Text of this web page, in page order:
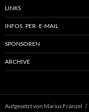
LINKS
INFOS PER E-MAIL
SPONSOREN
ARCHIVE
Aufgesetzt von Marius Fränzel